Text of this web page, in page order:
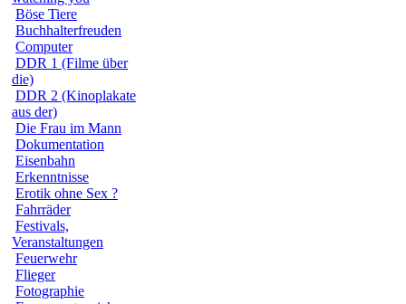
Böse Tiere
Buchhalterfreuden
Computer
DDR 1 (Filme über
die)
DDR 2 (Kinoplakate
aus der)
Die Frau im Mann
Dokumentation
Eisenbahn
Erkenntnisse
Erotik ohne Sex ?
Fahrräder
Festivals,
Veranstaltungen
Feuerwehr
Flieger
Fotographie